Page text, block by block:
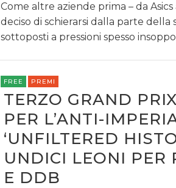
Come altre aziende prima – da
deciso di schierarsi dalla parte
sottoposti a pressioni spesso
FREE PREMI
TERZO GRAND
PER L’ANTI-
‘UNFILTERED
UNDICI LEONI PER
E DDB